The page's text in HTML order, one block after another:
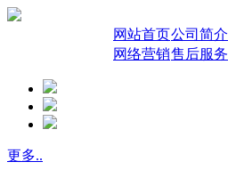
网站首页公司简介
网络营销售后服务
更多..